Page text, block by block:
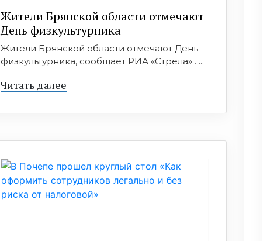
Жители Брянской области отмечают
День физкультурника
Жители Брянской области отмечают День
физкультурника, сообщает РИА «Стрела» . ...
Читать далее